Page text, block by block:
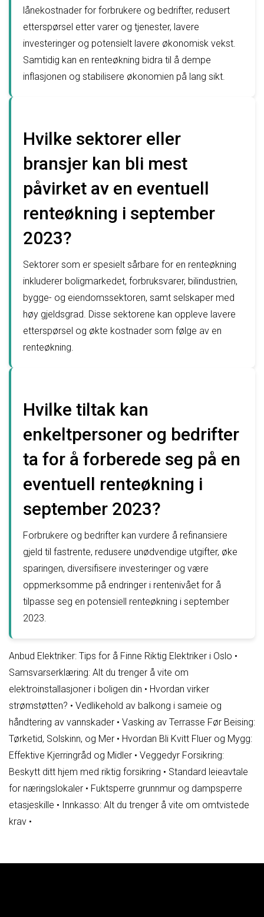
lånekostnader for forbrukere og bedrifter, redusert
etterspørsel etter varer og tjenester, lavere
investeringer og potensielt lavere økonomisk vekst.
Samtidig kan en renteøkning bidra til å dempe
inflasjonen og stabilisere økonomien på lang sikt.
Hvilke sektorer eller
bransjer kan bli mest
påvirket av en eventuell
renteøkning i september
2023?
Sektorer som er spesielt sårbare for en renteøkning
inkluderer boligmarkedet, forbruksvarer, bilindustrien,
bygge- og eiendomssektoren, samt selskaper med
høy gjeldsgrad. Disse sektorene kan oppleve lavere
etterspørsel og økte kostnader som følge av en
renteøkning.
Hvilke tiltak kan
enkeltpersoner og bedrifter
ta for å forberede seg på en
eventuell renteøkning i
september 2023?
Forbrukere og bedrifter kan vurdere å refinansiere
gjeld til fastrente, redusere unødvendige utgifter, øke
sparingen, diversifisere investeringer og være
oppmerksomme på endringer i rentenivået for å
tilpasse seg en potensiell renteøkning i september
2023.
Anbud Elektriker: Tips for å Finne Riktig Elektriker i Oslo •
Samsvarserklæring: Alt du trenger å vite om
elektroinstallasjoner i boligen din • Hvordan virker
strømstøtten? • Vedlikehold av balkong i sameie og
håndtering av vannskader • Vasking av Terrasse Før Beising:
Tørketid, Solskinn, og Mer • Hvordan Bli Kvitt Fluer og Mygg:
Effektive Kjerringråd og Midler • Veggedyr Forsikring:
Beskytt ditt hjem med riktig forsikring • Standard leieavtale
for næringslokaler • Fuktsperre grunnmur og dampsperre
etasjeskille • Innkasso: Alt du trenger å vite om omtvistede
krav •